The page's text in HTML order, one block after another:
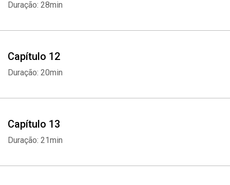
Duração: 28min
Capítulo 12
Duração: 20min
Capítulo 13
Duração: 21min